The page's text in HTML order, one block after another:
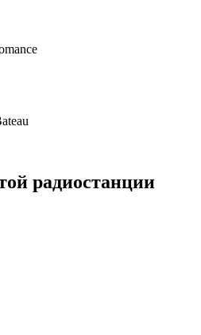
радиостанции